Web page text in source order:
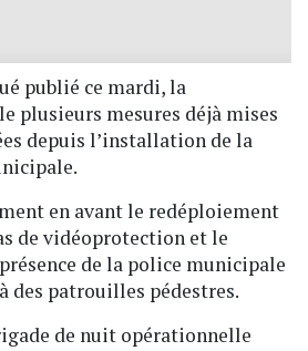
publié ce mardi, la
plusieurs mesures déjà mises
depuis l’installation de la
en avant le redéploiement
de vidéoprotection et le
de la police municipale
des patrouilles pédestres.
de nuit opérationnelle